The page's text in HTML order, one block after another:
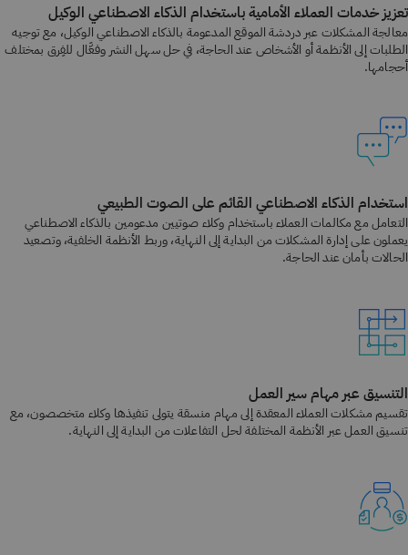
تعزيز خدمات العملاء الأمامية باستخدام الذكاء الاصطناعي الوكيل
معالجة المشكلات عبر دردشة الموقع المدعومة بالذكاء الاصطناعي الوكيل، مع توجيه
الطلبات إلى الأنظمة أو الأشخاص عند الحاجة، في حل سهل النشر وفعَّال للفِرق بمختلف
أحجامها.
استخدام الذكاء الاصطناعي القائم على الصوت الطبيعي
التعامل مع مكالمات العملاء باستخدام وكلاء صوتيين مدعومين بالذكاء الاصطناعي
يعملون على إدارة المشكلات من البداية إلى النهاية، وربط الأنظمة الخلفية، وتصعيد
الحالات بأمان عند الحاجة.
التنسيق عبر مهام سير العمل
تقسيم مشكلات العملاء المعقدة إلى مهام منسقة يتولى تنفيذها وكلاء متخصصون، مع
تنسيق العمل عبر الأنظمة المختلفة لحل التفاعلات من البداية إلى النهاية.